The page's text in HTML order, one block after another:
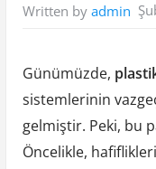
Written by admin
Günümüzde,
sistemlerinin
gelmiştir. Peki, bu
Öncelikle, hafiflikleri